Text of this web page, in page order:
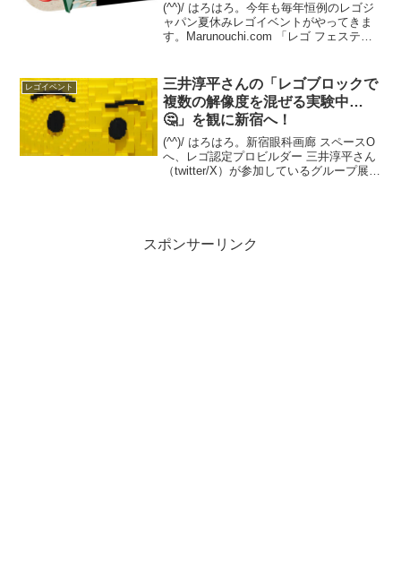
(^^)/ はろはろ。今年も毎年恒例のレゴジ
ャパン夏休みレゴイベントがやってきま
す。Marunouchi.com 「レゴ フェスティ
レゴイベント
三井淳平さんの「レゴブロックで
複数の解像度を混ぜる実験中…
🤔」を観に新宿へ！
(^^)/ はろはろ。新宿眼科画廊 スペースO
へ、レゴ認定プロビルダー 三井淳平さん
（twitter/X）が参加しているグループ展
スポンサーリンク